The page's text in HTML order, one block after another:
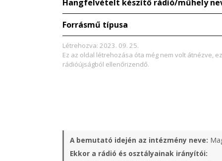
Hangfelvételt készítő rádió/műhely
Forrásmű típusa
Létrehozva: 2023. 09. 25.
Ez az oldal létrehozása óta még nem volt átnézve,
rádióújságból ellenőrizendő.
A bemutató idején az intézmény neve:
Ekkor a rádió és osztályainak irányítói: